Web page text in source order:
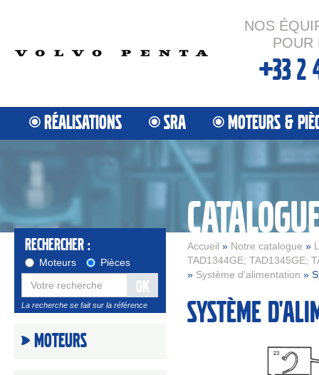
NOS
POUR
+33 2
RÉALISATIONS SRA MOTEURS &
Accueil » Notre catalogue »
TAD1344GE; TAD1345GE;
» Système d'alimentation »
Rechercher :
Moteurs Pièces
OK
La recherche se fait sur la référence
Moteurs
Système